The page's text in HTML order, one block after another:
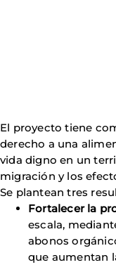
El proyecto tiene
derecho a una
vida digno en un
migración y los
Se plantean tres
Fortalecer la
escala,
abonos
que aumentan